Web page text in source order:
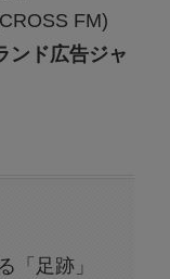
FM)
ンド広告ジャ
「足跡」